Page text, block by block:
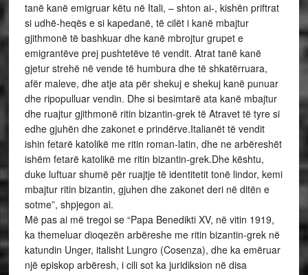
tanë kanë emigruar këtu në Itali, – shton ai-, kishën priftrat
si udhë-heqës e si kapedanë, të cilët i kanë mbajtur
gjithmonë të bashkuar dhe kanë mbrojtur grupet e
emigrantëve prej pushtetëve të vendit. Atrat tanë kanë
gjetur strehë në vende të humbura dhe të shkatërruara,
afër maleve, dhe atje ata për shekuj e shekuj kanë punuar
dhe ripopulluar vendin. Dhe si besimtarë ata kanë mbajtur
dhe ruajtur gjithmonë ritin bizantin-grek të Atravet të tyre si
edhe gjuhën dhe zakonet e prindërve.Italianët të vendit
ishin fetarë katolikë me ritin roman-latin, dhe ne arbëreshët
ishëm fetarë katolikë me ritin bizantin-grek.Dhe kështu,
duke luftuar shumë për ruajtje të identitetit tonë lindor, kemi
mbajtur ritin bizantin, gjuhen dhe zakonet deri në ditën e
sotme”, shpjegon ai.
Më pas ai më tregoi se “Papa Benedikti XV, në vitin 1919,
ka themeluar dioqezën arbëreshe me ritin bizantin-grek në
katundin Unger, italisht Lungro (Cosenza), dhe ka emëruar
një episkop arbëresh, i cili sot ka juridiksion në disa